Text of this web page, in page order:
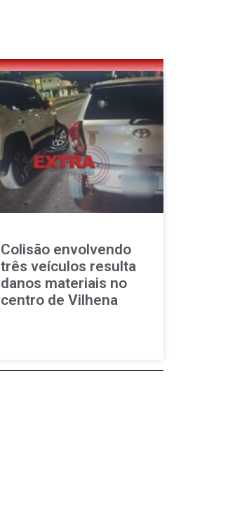
Colisão envolvendo
três veículos resulta
danos materiais no
centro de Vilhena